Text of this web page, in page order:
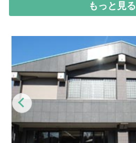
もっと見る
Previous